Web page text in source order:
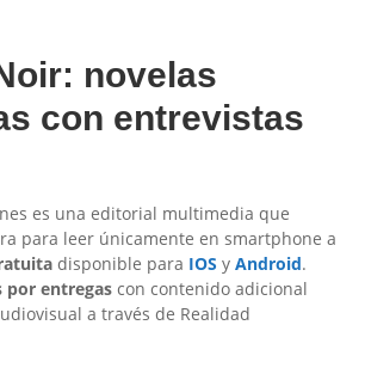
novelas
con entrevistas
es una editorial multimedia que
para leer únicamente en smartphone a
disponible para IOS y Android.
por entregas con contenido adicional
a través de Realidad